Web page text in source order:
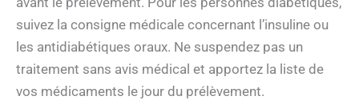
suivez la consigne médicale concernant l’insuline ou
les antidiabétiques oraux. Ne suspendez pas un
traitement sans avis médical et apportez la liste de
vos médicaments le jour du prélèvement.